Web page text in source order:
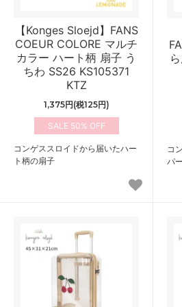
【Konges Sloejd】FANS
COEUR COLORE マルチ
カラー ハート柄 扇子 う
ちわ SS26 KS105371
KTZ
1,375円(税125円)
50%
コンゲススロイドから届いたハー
ト柄の扇子
コ
パ